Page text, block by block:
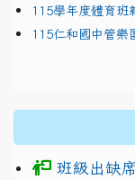
115學年度體育班
115仁和國中管樂
班級出缺